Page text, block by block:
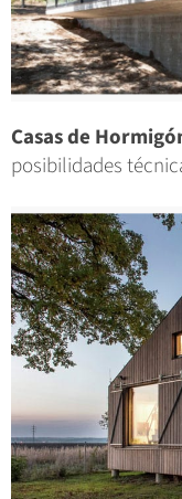
Casas de
posibilidades